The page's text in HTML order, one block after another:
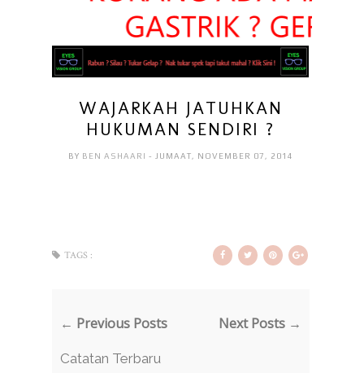
WAJARKAH JATUHKAN
HUKUMAN SENDIRI ?
BY BEN ASHAARI - JUMAAT, NOVEMBER 07, 2014
TAGS :
← Previous Posts
Catatan Terbaru
Next Posts →